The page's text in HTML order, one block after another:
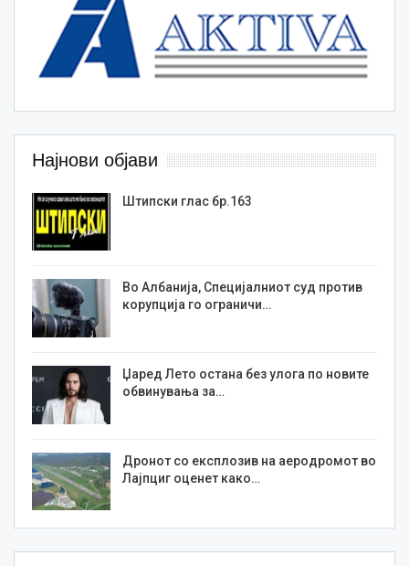
Најнови објави
Штипски глас бр.163
Во Албанија, Специјалниот суд против
корупција го ограничи…
Џаред Лето остана без улога по новите
обвинувања за…
Дронот со експлозив на аеродромот во
Лајпциг оценет како…